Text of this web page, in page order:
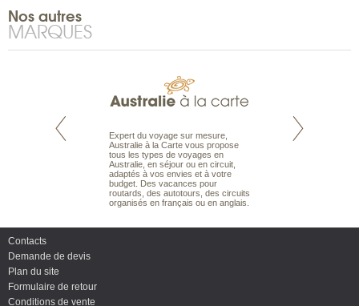
Nos autres
MARQUES
est le spécialiste
Expert du voyage sur mesure,
Australie à la Carte vous propose
tous les types de voyages en
Australie, en séjour ou en circuit,
adaptés à vos envies et à votre
budget. Des vacances pour
routards, des autotours, des circuits
organisés en français ou en anglais.
Parce qu'ils sont
Contacts
Demande de devis
Plan du site
Formulaire de retour
Conditions de vente